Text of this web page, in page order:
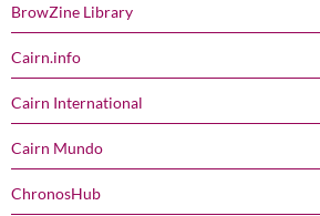
BrowZine Library
Cairn.info
Cairn International
Cairn Mundo
ChronosHub